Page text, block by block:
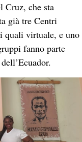
Cruz, che sta
già tre Centri
quali virtuale, e uno
fanno parte